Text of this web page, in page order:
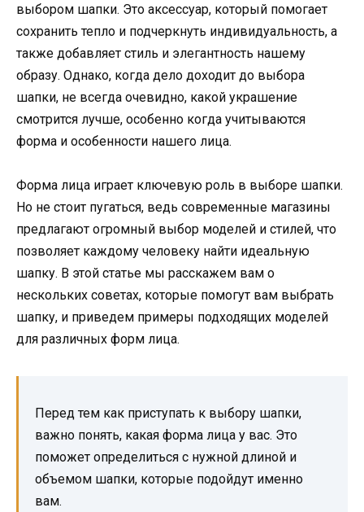
выбором шапки. Это аксессуар, который помогает
сохранить тепло и подчеркнуть индивидуальность, а
также добавляет стиль и элегантность нашему
образу. Однако, когда дело доходит до выбора
шапки, не всегда очевидно, какой украшение
смотрится лучше, особенно когда учитываются
форма и особенности нашего лица.
Форма лица играет ключевую роль в выборе шапки.
Но не стоит пугаться, ведь современные магазины
предлагают огромный выбор моделей и стилей, что
позволяет каждому человеку найти идеальную
шапку. В этой статье мы расскажем вам о
нескольких советах, которые помогут вам выбрать
шапку, и приведем примеры подходящих моделей
для различных форм лица.
Перед тем как приступать к выбору шапки,
важно понять, какая форма лица у вас. Это
поможет определиться с нужной длиной и
объемом шапки, которые подойдут именно
вам.